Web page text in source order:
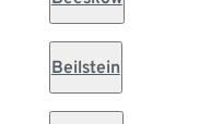
Beilstein